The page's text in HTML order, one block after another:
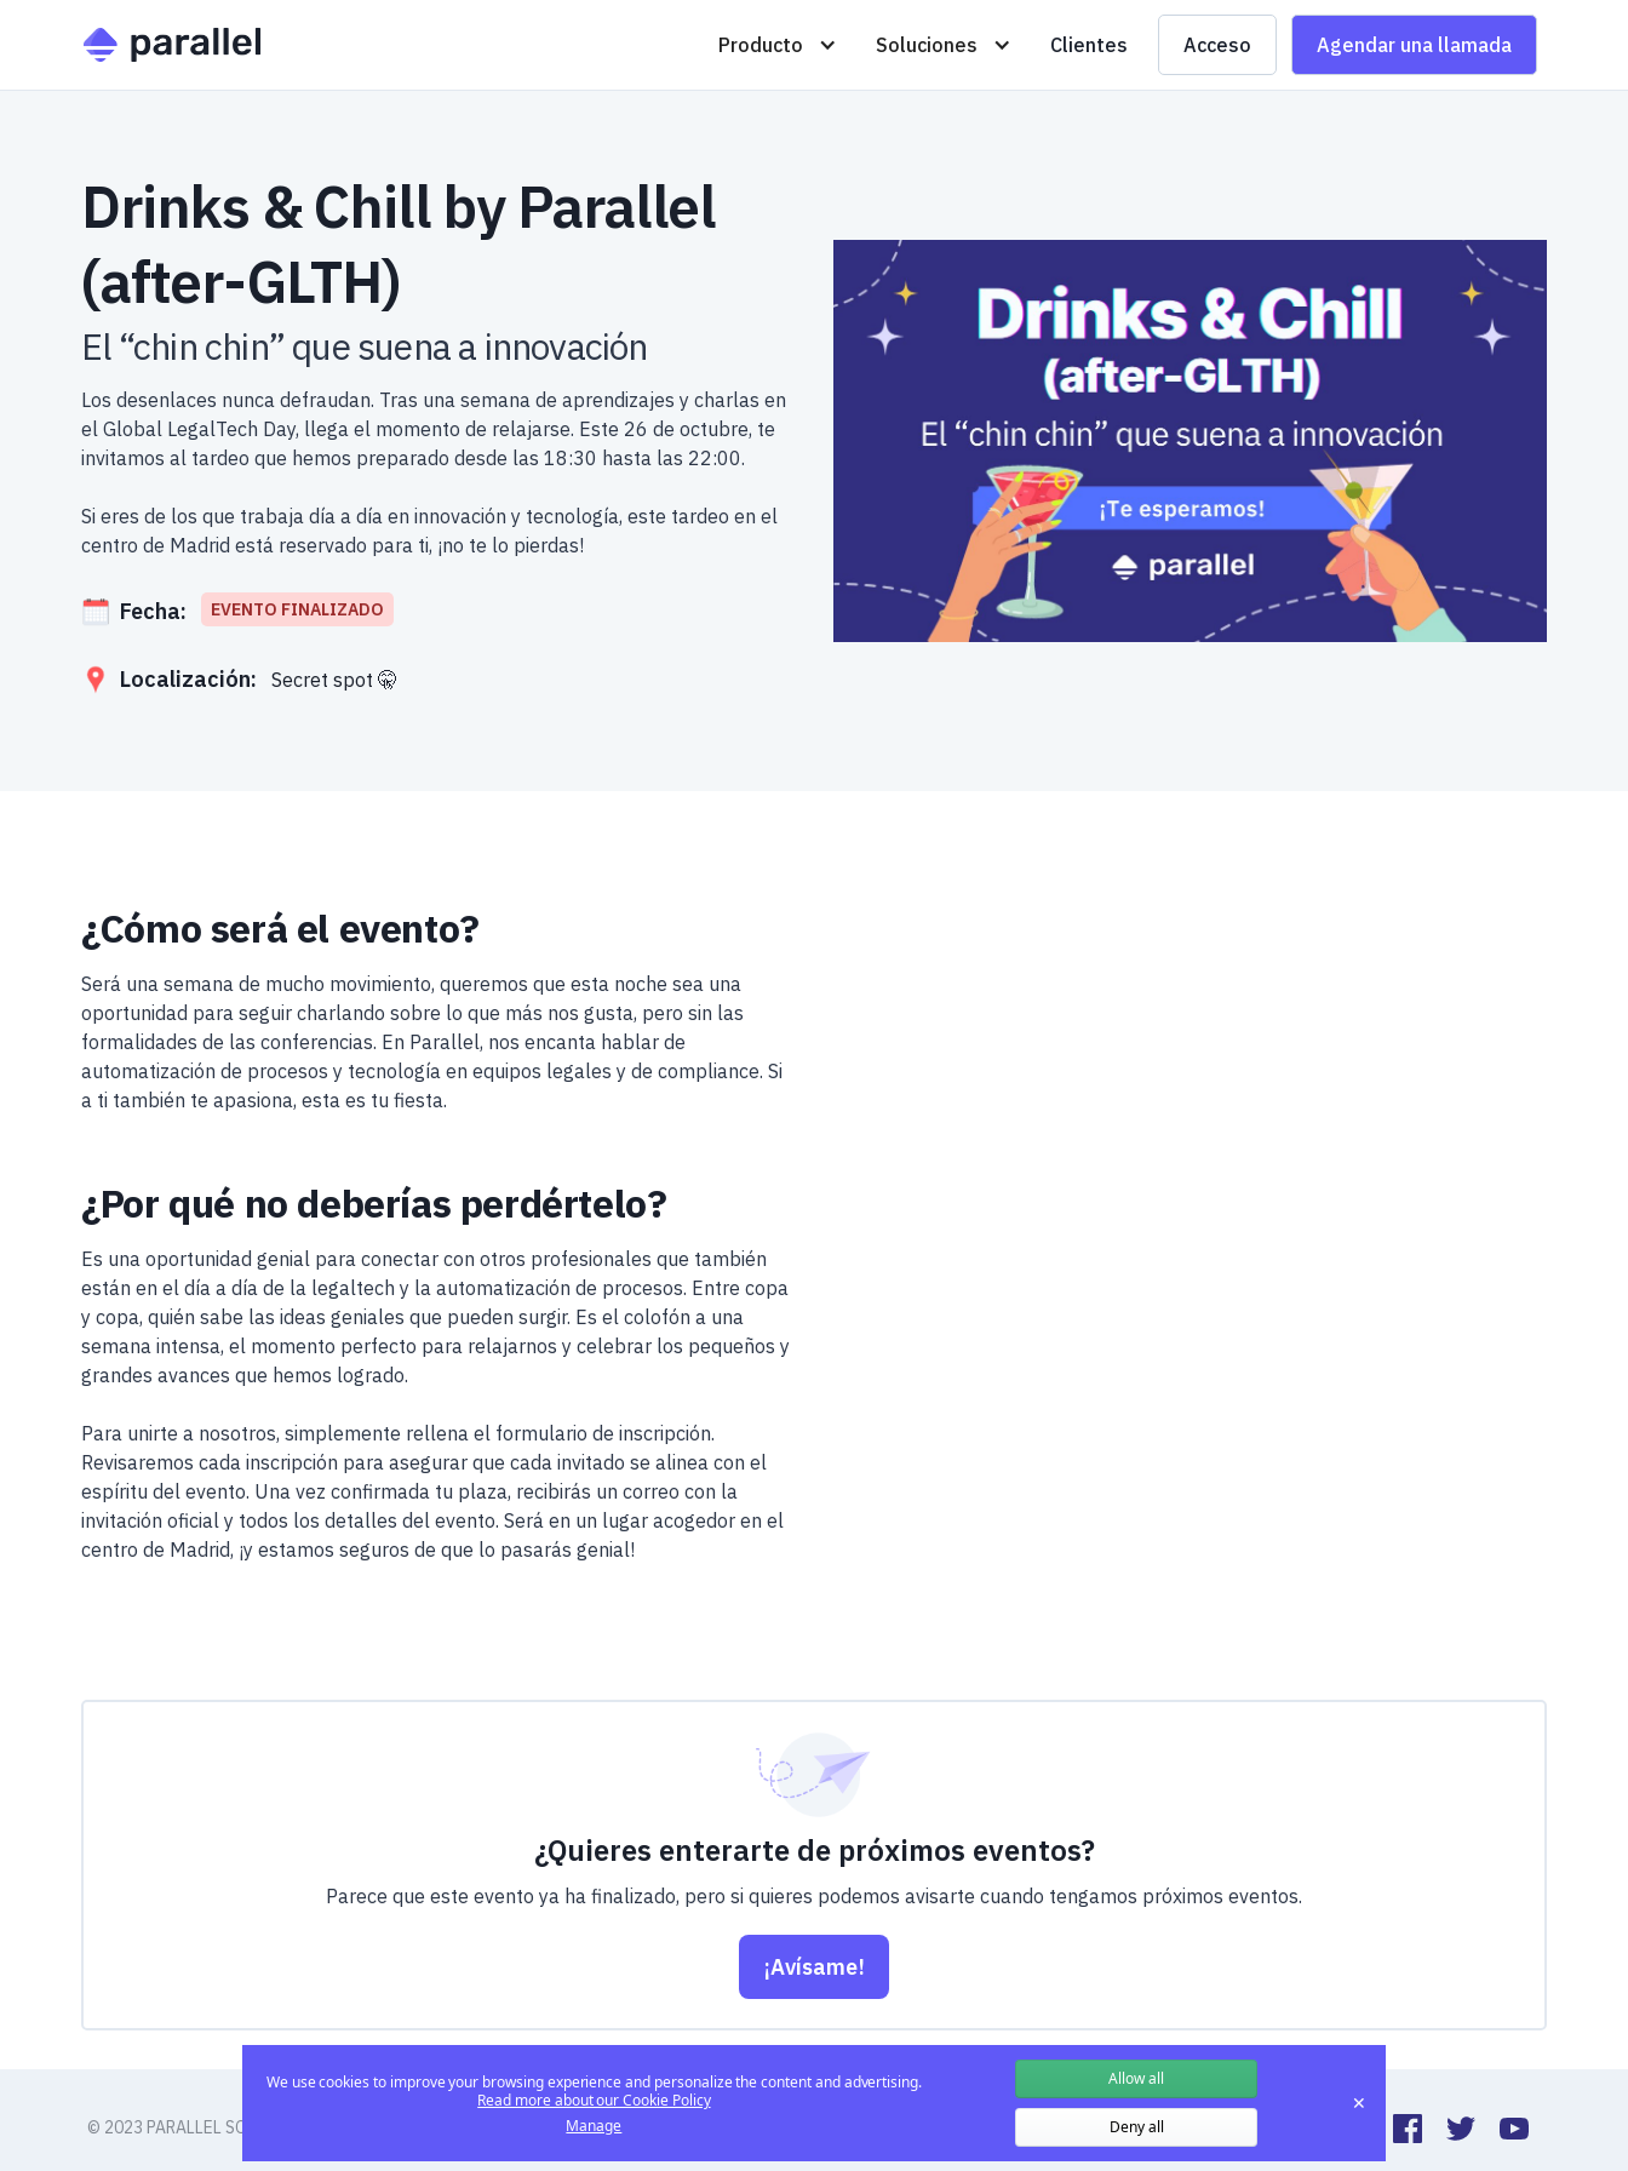
Producto Soluciones Clientes Acceso Agendar una llamada
Drinks & Chill by Parallel
(after-GLTH)
El “chin chin” que suena a innovación
Los desenlaces nunca defraudan. Tras una semana de aprendizajes y charlas en
el Global LegalTech Day, llega el momento de relajarse. Este 26 de octubre, te
invitamos al tardeo que hemos preparado desde las 18:30 hasta las 22:00.
Si eres de los que trabaja día a día en innovación y tecnología, este tardeo en el
centro de Madrid está reservado para ti, ¡no te lo pierdas!
Fecha: EVENTO FINALIZADO
Localización: Secret spot 🤫
¿Cómo será el evento?
Será una semana de mucho movimiento, queremos que esta noche sea una
oportunidad para seguir charlando sobre lo que más nos gusta, pero sin las
formalidades de las conferencias. En Parallel, nos encanta hablar de
automatización de procesos y tecnología en equipos legales y de compliance. Si
a ti también te apasiona, esta es tu fiesta.
¿Por qué no deberías perdértelo?
Es una oportunidad genial para conectar con otros profesionales que también
están en el día a día de la legaltech y la automatización de procesos. Entre copa
y copa, quién sabe las ideas geniales que pueden surgir. Es el colofón a una
semana intensa, el momento perfecto para relajarnos y celebrar los pequeños y
grandes avances que hemos logrado.
Para unirte a nosotros, simplemente rellena el formulario de inscripción.
Revisaremos cada inscripción para asegurar que cada invitado se alinea con el
espíritu del evento. Una vez confirmada tu plaza, recibirás un correo con la
invitación oficial y todos los detalles del evento. Será en un lugar acogedor en el
centro de Madrid, ¡y estamos seguros de que lo pasarás genial!
¿Quieres enterarte de próximos eventos?
Parece que este evento ya ha finalizado, pero si quieres podemos avisarte cuando tengamos próximos eventos.
¡Avísame!
© 2023 PARALLEL SOLUTIONS, S.L.
We use cookies to improve your browsing experience and personalize the content and advertising.
Read more about our Cookie Policy
Manage
Allow all
Deny all
✕